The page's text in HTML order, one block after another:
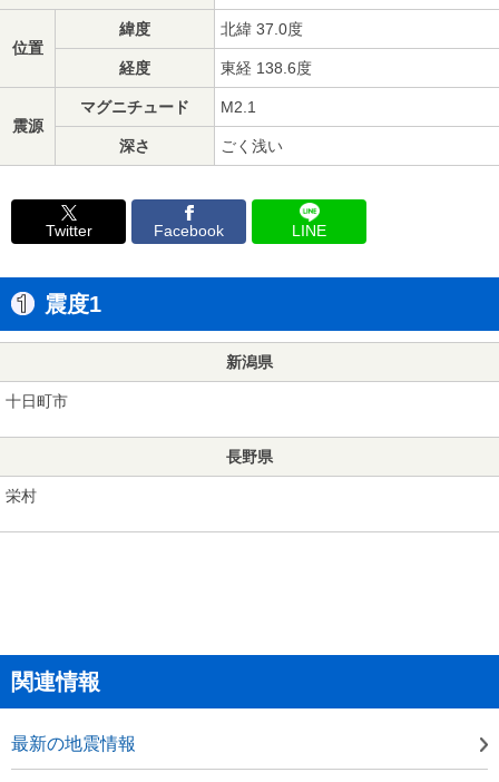
位置
緯度 北緯 37.0度
経度 東経 138.6度
震源
マグニチュード M2.1
深さ ごく浅い
Twitter Facebook LINE
震度1
新潟県
十日町市
長野県
栄村
関連情報
最新の地震情報